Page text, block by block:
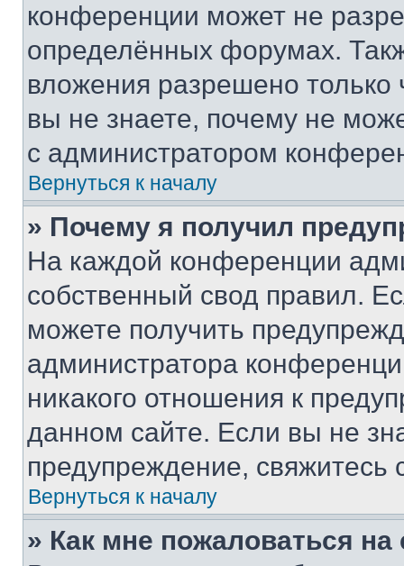
конференции может не
определённых форумах.
вложения разрешено
вы не знаете, почему не
с администратором
Вернуться к началу
» Почему я получил
На каждой конференции
собственный свод правил.
можете получить
администратора
никакого отношения к
данном сайте. Если вы не
предупреждение,
Вернуться к началу
» Как мне пожаловаться